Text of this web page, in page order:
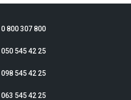
0 800 307 800
050 545 42 25
098 545 42 25
063 545 42 25